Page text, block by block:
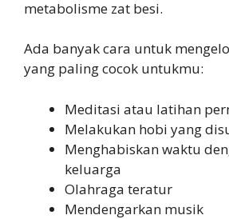
metabolisme zat besi.
Ada banyak cara untuk
yang paling cocok untukmu:
Meditasi atau latihan
Melakukan hobi yang
Menghabiskan waktu
keluarga
Olahraga teratur
Mendengarkan musik